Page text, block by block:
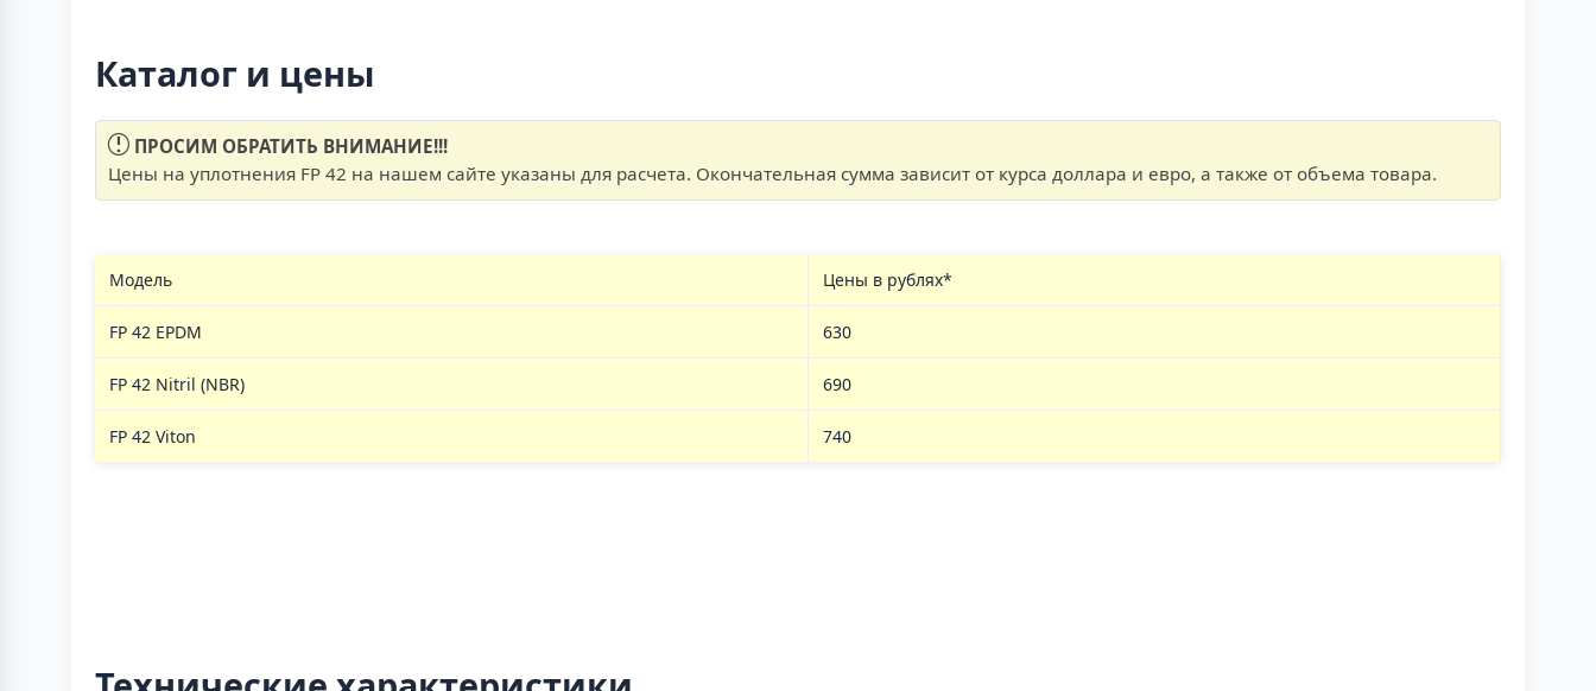
Каталог и цены
ПРОСИМ ОБРАТИТЬ ВНИМАНИЕ!!!
Цены на уплотнения FP 42 на нашем сайте указаны для расчета. Окончательная сумма зависит от курса доллара и евро, а также от объема товара.
Модель Цены в рублях*
FP 42 EPDM 630
FP 42 Nitril (NBR) 690
FP 42 Viton 740